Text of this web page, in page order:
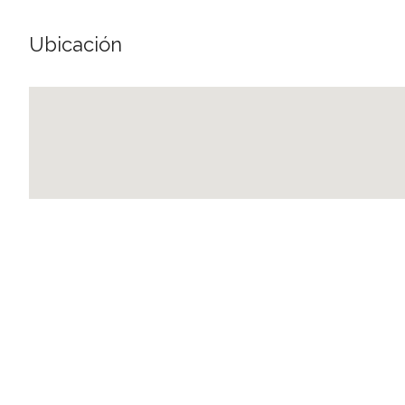
Ubicación